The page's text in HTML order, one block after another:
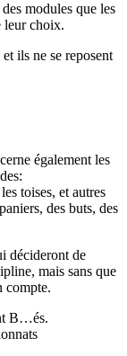
modules que les
leur choix.
ils ne se reposent
également les
toises, et autres
des buts, des
décideront de
mais sans que
compte.
B…és.